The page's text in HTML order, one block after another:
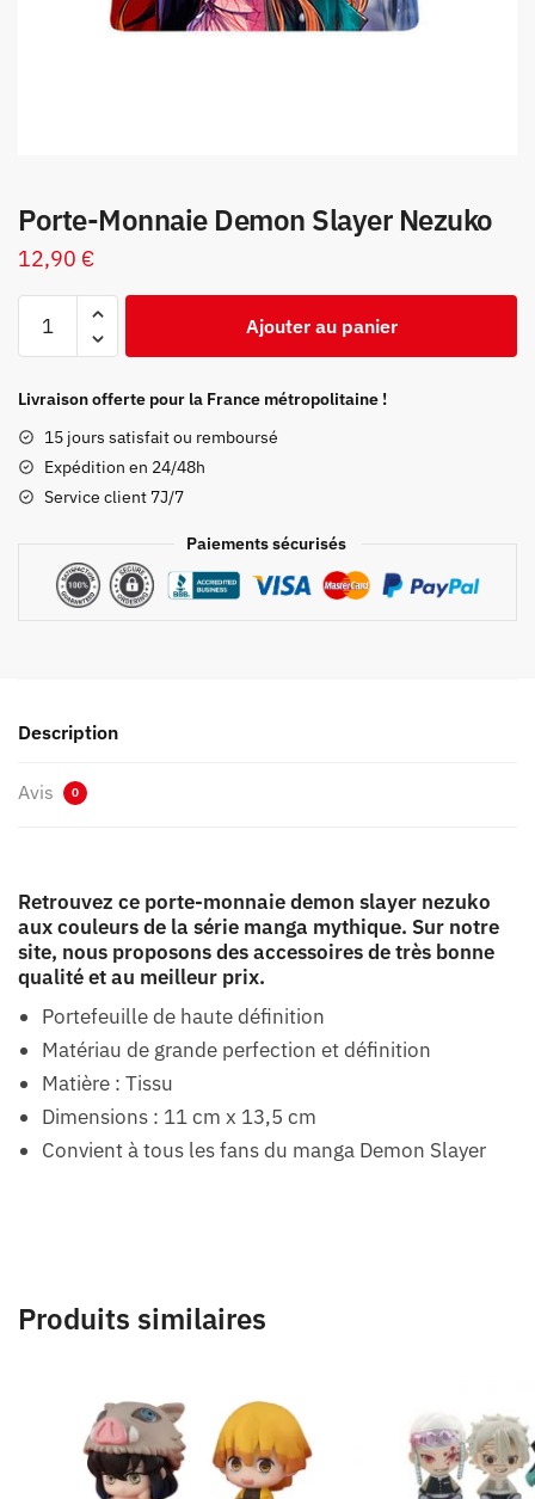
Porte-Monnaie Demon Slayer Nezuko
12,90 €
Monnaie
Slayer
Nezuko
Ajouter au panier
Livraison offerte pour la France métropolitaine !
15 jours satisfait ou remboursé
Expédition en 24/48h
Service client 7J/7
Paiements sécurisés
Description
Avis 0
Retrouvez ce porte-monnaie demon slayer nezuko
aux couleurs de la série manga mythique. Sur notre
site, nous proposons des accessoires de très bonne
qualité et au meilleur prix.
Portefeuille de haute définition
Matériau de grande perfection et définition
Matière : Tissu
Dimensions : 11 cm x 13,5 cm
Convient à tous les fans du manga Demon Slayer
Produits similaires